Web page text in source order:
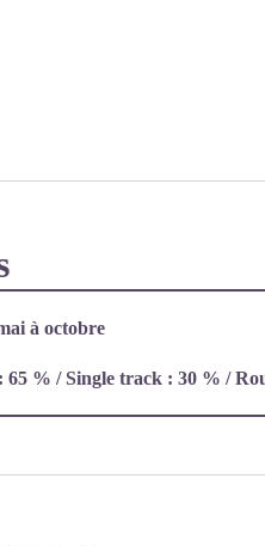
à octobre
65 % / Single track : 30 % /